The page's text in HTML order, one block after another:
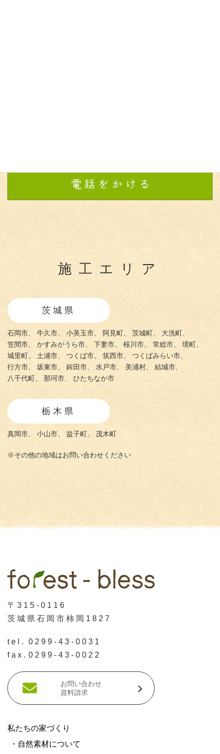
施工エリア
茨城県
石岡市、 牛久市、 小美玉市、 阿見町、 茨城町、
大洗町、
笠間市、
かすみがうら市、 下妻市、 桜川市、 常総市、
境町、
城里町、
土浦市、 つくば市、 筑西市、
つくばみらい市、
行方市、
坂東市、 鉾田市、 水戸市、 美浦村、
結城市、
八千代町、
那珂市、 ひたちなか市
栃木県
真岡市、 小山市、 益子町、 茂木町
※その他の地域はお問い合わせください
〒315-0116
茨城県石岡市柿岡1827
tel.
0299-43-0031
fax. 0299-43-0022
お問い合わせ
資料請求
私たちの家づくり
・自然素材について